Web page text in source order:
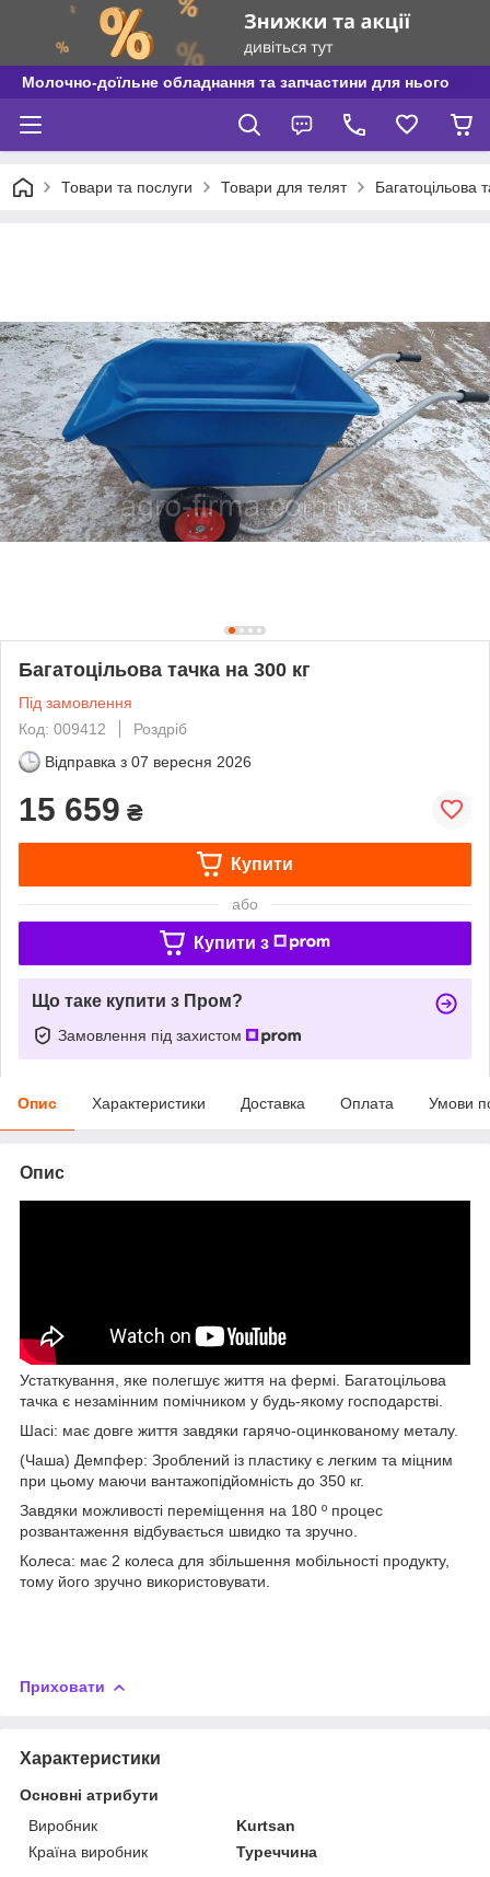
Молочно-доїльне обладнання та запчастини для нього
Товари та послуги Товари для телят Багатоцільова
Багатоцільова тачка на 300 кг
Під замовлення
Код: 009412
Роздріб
Відправка з 07 вересня 2026
15 659 ₴
Купити
або
Купити з
Що таке купити з Пром?
Замовлення під захистом
Опис Характеристики Доставка Оплата Умови
Опис
Устаткування, яке полегшує життя на фермі. Багатоцільова
тачка є незамінним помічником у будь-якому господарстві.
Шасі: має довге життя завдяки гарячо-оцинкованому металу.
(Чаша) Демпфер: Зроблений із пластику є легким та міцним
при цьому маючи вантажопідйомність до 350 кг.
Завдяки можливості переміщення на 180 º процес
розвантаження відбувається швидко та зручно.
Колеса: має 2 колеса для збільшення мобільності продукту,
тому його зручно використовувати.
Приховати
Характеристики
Основні атрибути
Виробник
Kurtsan
Країна виробник
Туреччина